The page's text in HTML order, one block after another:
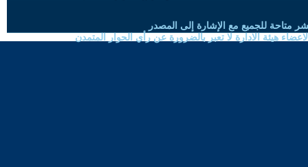
متاحة للجميع مع الإشارة إلى المصدر
هيئة الادارة لا تعبر بالضرورة عن رأي الحوار المتمدن